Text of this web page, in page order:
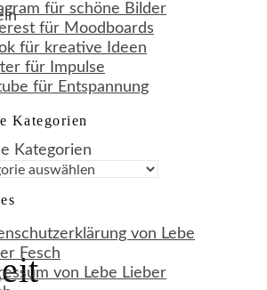
für schöne Bilder
für Moodboards
für kreative Ideen
für Impulse
für Entspannung
Kategorien
Kategorien
von Lebe
Fesch
von Lebe Lieber